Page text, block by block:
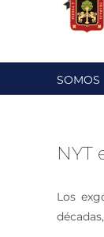
SOMOS
NYT
Los